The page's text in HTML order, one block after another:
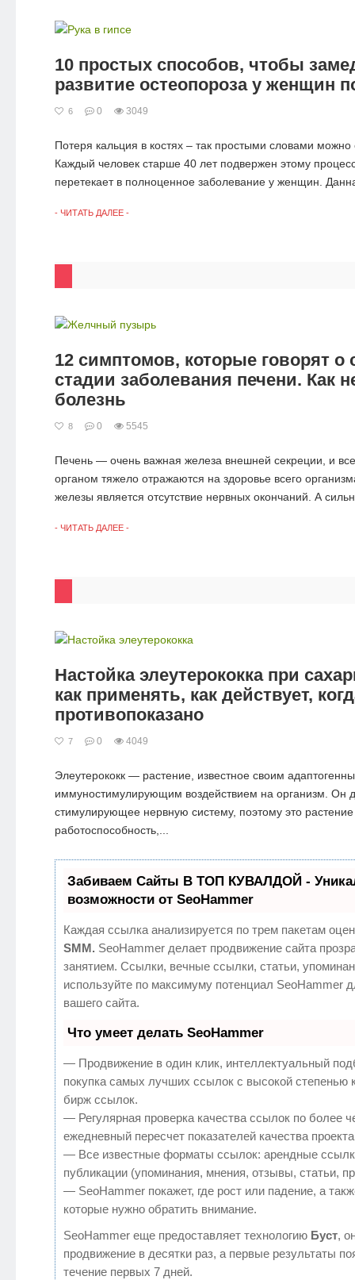
10 простых способов, чтобы
развитие остеопороза у женщин
6 0 3049
Потеря кальция в костях – так простыми словами можно
Каждый человек старше 40 лет подвержен этому
перетекает в полноценное заболевание у женщин.
- ЧИТАТЬ ДАЛЕЕ -
12 симптомов, которые говорят о
стадии заболевания печени. Как
болезнь
8 0 5545
Печень — очень важная железа внешней секреции, и
органом тяжело отражаются на здоровье всего
железы является отсутствие нервных окончаний. А
- ЧИТАТЬ ДАЛЕЕ -
Настойка элеутерококка при
как применять, как действует,
противопоказано
7 0 4049
Элеутерококк — растение, известное своим
иммуностимулирующим воздействием на организм. Он
стимулирующее нервную систему, поэтому это
работоспособность,...
Забиваем Сайты В ТОП КУВАЛДОЙ -
возможности от SeoHammer
Каждая ссылка анализируется по трем пакетам
SMM. SeoHammer делает продвижение сайта
занятием. Ссылки, вечные ссылки, статьи,
используйте по максимуму потенциал SeoHammer
вашего сайта.
Что умеет делать SeoHammer
— Продвижение в один клик, интеллектуальный
покупка самых лучших ссылок с высокой степенью
бирж ссылок.
— Регулярная проверка качества ссылок по более
ежедневный пересчет показателей качества
— Все известные форматы ссылок: арендные
публикации (упоминания, мнения, отзывы, статьи,
— SeoHammer покажет, где рост или падение, а
которые нужно обратить внимание.
SeoHammer еще предоставляет технологию Буст,
продвижение в десятки раз, а первые результаты
течение первых 7 дней.